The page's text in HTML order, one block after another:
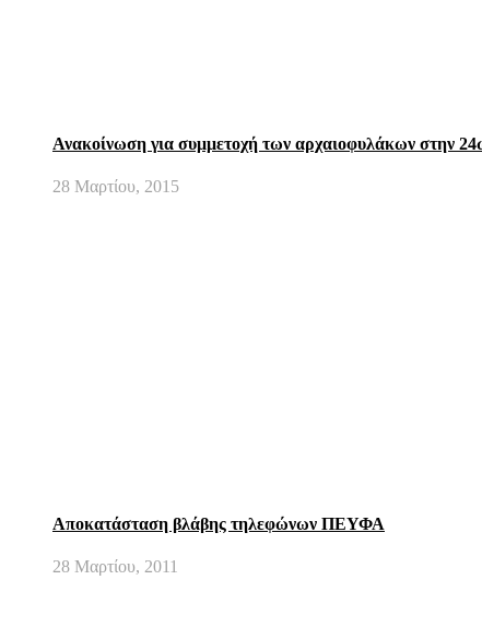
Ανακοίνωση για συμμετοχή των αρχαιοφυλάκων στην
28 Μαρτίου, 2015
Αποκατάσταση βλάβης τηλεφώνων ΠΕΥΦΑ
28 Μαρτίου, 2011